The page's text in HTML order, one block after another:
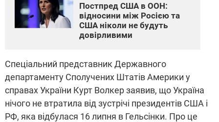
Постпред США в ООН:
відносини між Росією та
США ніколи не будуть
довірливими
Спеціальний представник Державного
департаменту Сполучених Штатів Америки у
справах України Курт Волкер заявив, що Україна
нічого не втратила від зустрічі президентів США і
РФ, яка відбулася 16 липня в Гельсінки. Про це